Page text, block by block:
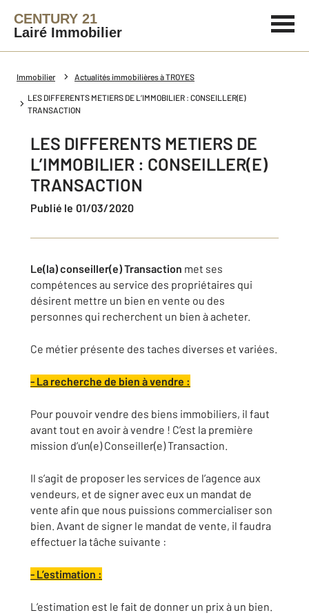
CENTURY 21
Lairé Immobilier
Immobilier Actualités immobilières à TROYES
LES DIFFERENTS METIERS DE L’IMMOBILIER : CONSEILLER(E)
TRANSACTION
LES DIFFERENTS METIERS DE
L’IMMOBILIER : CONSEILLER(E)
TRANSACTION
Publié le 01/03/2020
Le(la) conseiller(e) Transaction met ses
compétences au service des propriétaires qui
désirent mettre un bien en vente ou des
personnes qui recherchent un bien à acheter.
Ce métier présente des taches diverses et variées.
- La recherche de bien à vendre :
Pour pouvoir vendre des biens immobiliers, il faut
avant tout en avoir à vendre ! C’est la première
mission d’un(e) Conseiller(e) Transaction.
Il s’agit de proposer les services de l’agence aux
vendeurs, et de signer avec eux un mandat de
vente afin que nous puissions commercialiser son
bien. Avant de signer le mandat de vente, il faudra
effectuer la tâche suivante :
- L’estimation :
L’estimation est le fait de donner un prix à un bien.